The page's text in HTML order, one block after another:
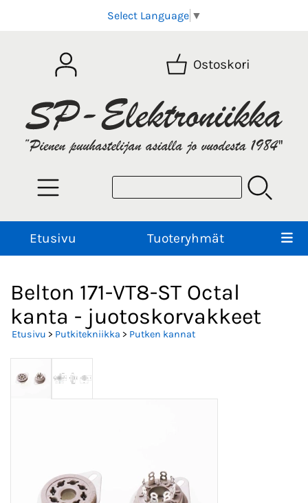
Select Language ▼
Ostoskori
Etusivu Tuoteryhmät
Belton 171-VT8-ST Octal
kanta - juotoskorvakkeet
Etusivu > Putkitekniikka > Putken kannat